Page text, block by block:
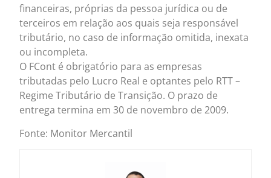
financeiras, próprias da pessoa jurídica ou de
terceiros em relação aos quais seja responsável
tributário, no caso de informação omitida, inexata
ou incompleta.
O FCont é obrigatório para as empresas
tributadas pelo Lucro Real e optantes pelo RTT –
Regime Tributário de Transição. O prazo de
entrega termina em 30 de novembro de 2009.
Fonte: Monitor Mercantil